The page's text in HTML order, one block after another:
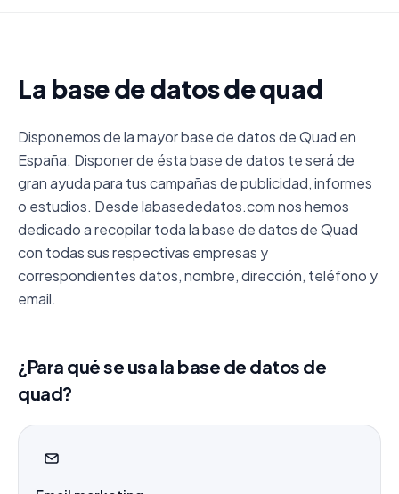
La base de datos de quad
Disponemos de la mayor base de datos de Quad en
España. Disponer de ésta base de datos te será de
gran ayuda para tus campañas de publicidad, informes
o estudios. Desde labasededatos.com nos hemos
dedicado a recopilar toda la base de datos de Quad
con todas sus respectivas empresas y
correspondientes datos, nombre, dirección, teléfono y
email.
¿Para qué se usa la base de datos de
quad?